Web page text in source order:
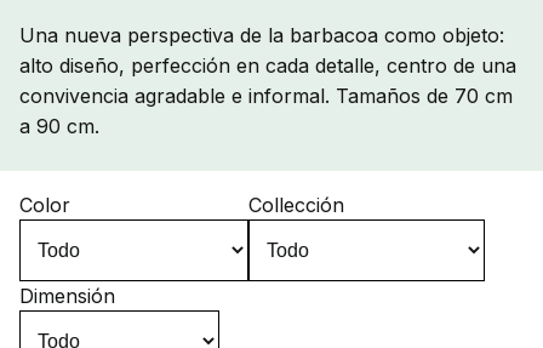
Una nueva perspectiva de la barbacoa como objeto:
alto diseño, perfección en cada detalle, centro de una
convivencia agradable e informal. Tamaños de 70 cm
a 90 cm.
Color Collección
Dimensión